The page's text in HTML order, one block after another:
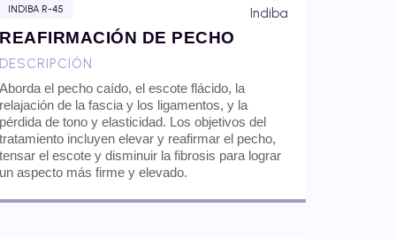
INDIBA R-45
REAFIRMACIÓN DE PECHO
DESCRIPCIÓN
Aborda el pecho caído, el escote flácido, la
relajación de la fascia y los ligamentos, y la
pérdida de tono y elasticidad. Los objetivos del
tratamiento incluyen elevar y reafirmar el pecho,
tensar el escote y disminuir la fibrosis para lograr
un aspecto más firme y elevado.